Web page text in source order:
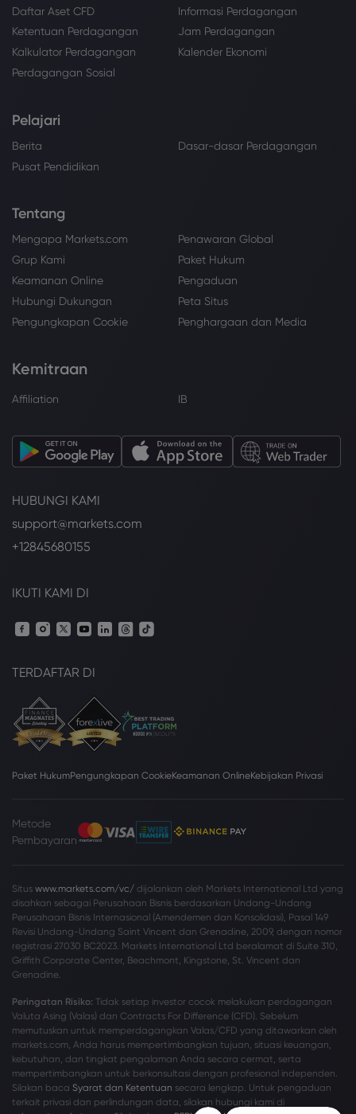
Daftar Aset CFD
Informasi Perdagangan
Ketentuan Perdagangan
Jam Perdagangan
Kalkulator Perdagangan
Kalender Ekonomi
Perdagangan Sosial
Pelajari
Berita
Dasar-dasar Perdagangan
Pusat Pendidikan
Tentang
Mengapa Markets.com
Penawaran Global
Grup Kami
Paket Hukum
Keamanan Online
Pengaduan
Hubungi Dukungan
Peta Situs
Pengungkapan Cookie
Penghargaan dan Media
Kemitraan
Affiliation IB
HUBUNGI KAMI
support@markets.com
+12845680155
IKUTI KAMI DI
TERDAFTAR DI
Paket HukumPengungkapan CookieKeamanan OnlineKebijakan Privasi
Metode
Pembayaran
Situs www.markets.com/vc/ dijalankan oleh Markets International Ltd yang
disahkan sebagai Perusahaan Bisnis berdasarkan Undang-Undang
Perusahaan Bisnis Internasional (Amendemen dan Konsolidasi), Pasal 149
Revisi Undang-Undang Saint Vincent dan Grenadine, 2009, dengan nomor
registrasi 27030 BC2023. Markets International Ltd beralamat di Suite 310,
Griffith Corporate Center, Beachmont, Kingstone, St. Vincent dan
Grenadine.
Peringatan Risiko: Tidak setiap investor cocok melakukan perdagangan
Valuta Asing (Valas) dan Contracts For Difference (CFD). Sebelum
memutuskan untuk memperdagangkan Valas/CFD yang ditawarkan oleh
markets.com, Anda harus mempertimbangkan tujuan, situasi keuangan,
kebutuhan, dan tingkat pengalaman Anda secara cermat, serta
mempertimbangkan untuk berkonsultasi dengan profesional independen.
Silakan baca Syarat dan Ketentuan secara lengkap. Untuk pengaduan
terkait privasi dan perlindungan data, silakan hubungi kami di